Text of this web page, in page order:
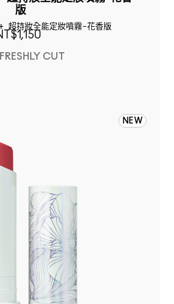
版
超持妝全能定妝噴霧-花香版
CUT
NEW